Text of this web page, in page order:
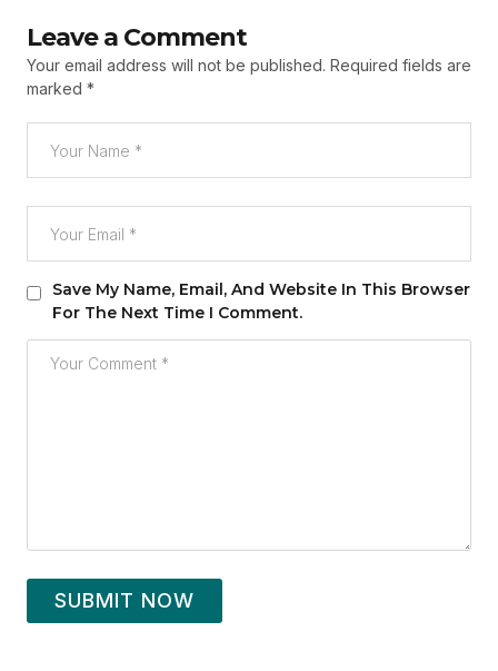
Leave a Comment
Your email address will not be published. Required fields are
marked *
Save My Name, Email, And Website In This Browser
For The Next Time I Comment.
SUBMIT NOW